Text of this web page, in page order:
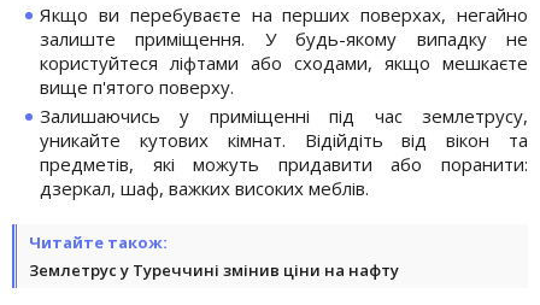
Якщо ви перебуваєте на перших поверхах, негайно
залиште приміщення. У будь-якому випадку не
користуйтеся ліфтами або сходами, якщо мешкаєте
вище п'ятого поверху.
Залишаючись у приміщенні під час землетрусу,
уникайте кутових кімнат. Відійдіть від вікон та
предметів, які можуть придавити або поранити:
дзеркал, шаф, важких високих меблів.
Читайте також:
Землетрус у Туреччині змінив ціни на нафту